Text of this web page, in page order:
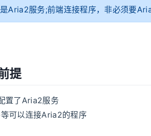
Aria2服务;前端连接程序，非必须要
提
置了Aria2服务
可以连接Aria2的程序